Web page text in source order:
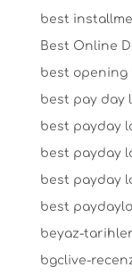
best
Best Online
best opening
best pay day
best payday
best payday
best payday
best
beyaz-
bgclive-